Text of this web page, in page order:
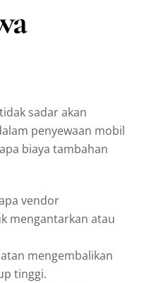
sadar akan
penyewaan mobil
biaya tambahan
vendor
mengantarkan atau
mengembalikan
tinggi.